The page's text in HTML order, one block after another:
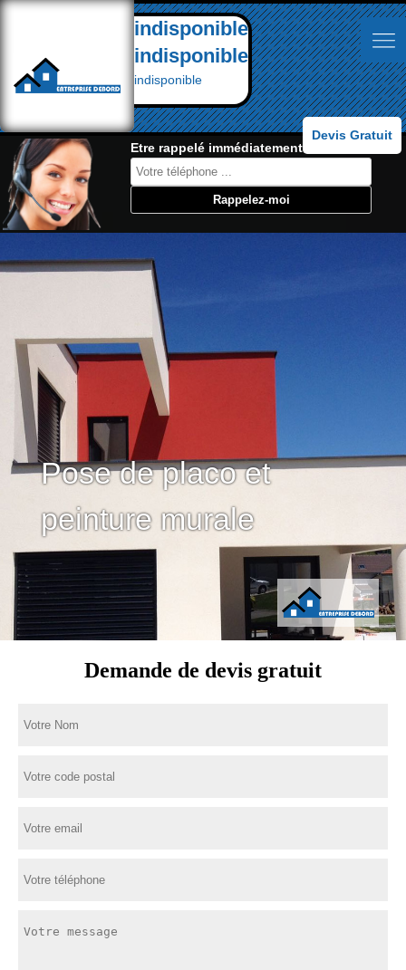
indisponible
indisponible
indisponible
Devis Gratuit
Etre rappelé immédiatement:
Pose de placo et
peinture murale
Demande de devis gratuit